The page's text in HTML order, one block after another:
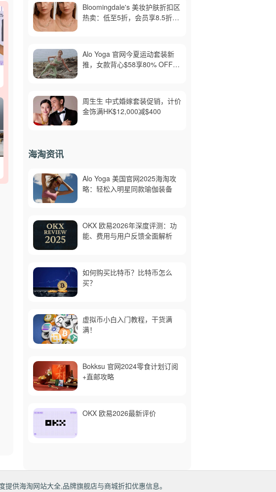
Bloomingdale's 美妆护肤折扣区
热卖：低至5折，会员享8.5折，
Alo Yoga 官网今夏运动套装新
推，女款背心$58享80% OFF，
周生生 中式婚嫁套装促销，计价
金饰满HK$12,000减$400
海淘资讯
Alo Yoga 美国官网2025海淘攻
略：轻松入明星同款瑜伽装备
OKX 欧易2026年深度评测：功
能、费用与用户反馈全面解析
如何购买比特币？比特币怎么
买？
虚拟币小白入门教程，干货满
满！
Bokksu 官网2024零食计划订阅
+直邮攻略
OKX 欧易2026最新评价
供海淘网站大全,品牌旗舰店与商城折扣优惠信息。